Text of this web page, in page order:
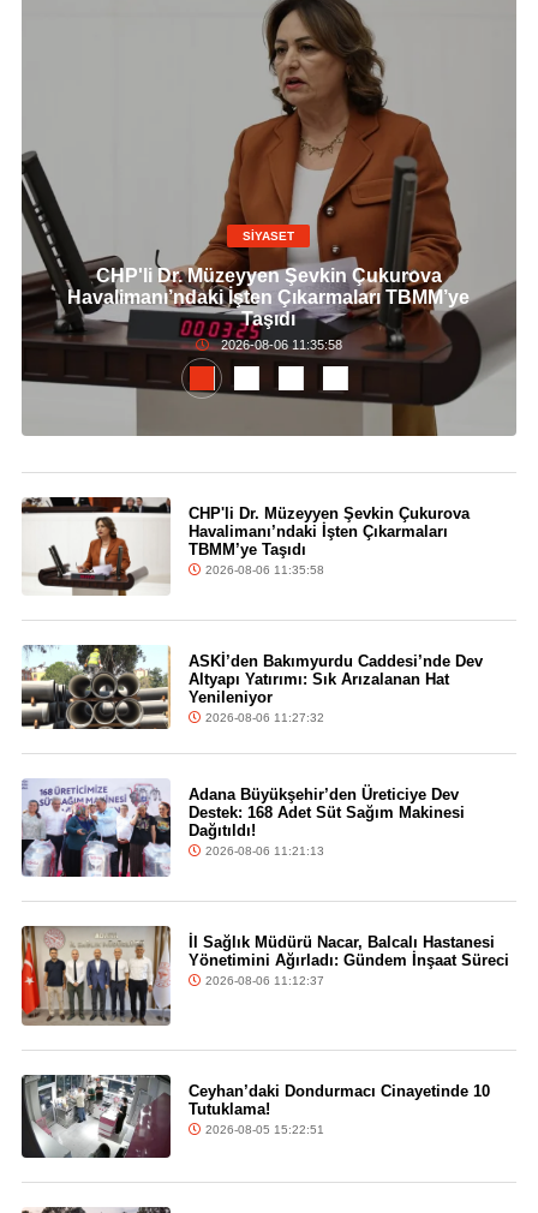
SİYASET
CHP'li Dr. Müzeyyen Şevkin Çukurova
Havalimanı’ndaki İşten Çıkarmaları TBMM’ye
Taşıdı
2026-08-06 11:35:58
CHP'li Dr. Müzeyyen Şevkin Çukurova
Havalimanı’ndaki İşten Çıkarmaları
TBMM’ye Taşıdı
2026-08-06 11:35:58
ASKİ’den Bakımyurdu Caddesi’nde Dev
Altyapı Yatırımı: Sık Arızalanan Hat
Yenileniyor
2026-08-06 11:27:32
Adana Büyükşehir’den Üreticiye Dev
Destek: 168 Adet Süt Sağım Makinesi
Dağıtıldı!
2026-08-06 11:21:13
İl Sağlık Müdürü Nacar, Balcalı Hastanesi
Yönetimini Ağırladı: Gündem İnşaat Süreci
2026-08-06 11:12:37
Ceyhan’daki Dondurmacı Cinayetinde 10
Tutuklama!
2026-08-05 15:22:51